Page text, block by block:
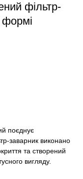
фільтр-
формі
поєднує
заварник виконано
та створений
вигляду.